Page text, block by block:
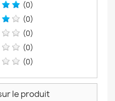
(0)
(0)
(0)
(0)
(0)
le produit